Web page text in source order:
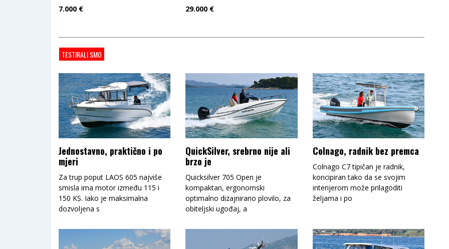
7.000 € 29.000 €
TESTIRALI SMO
Jednostavno, praktično i po
mjeri
Za trup poput LAOS 605 najviše
smisla ima motor između 115 i
150 KS. Iako je maksimalna
dozvoljena s
QuickSilver, srebrno nije ali
brzo je
Quicksilver 705 Open je
kompaktan, ergonomski
optimalno dizajnirano plovilo, za
obiteljski ugođaj, a
Colnago, radnik bez premca
Colnago C7 tipičan je radnik,
koncipiran tako da se svojim
interijerom može prilagoditi
željama i po